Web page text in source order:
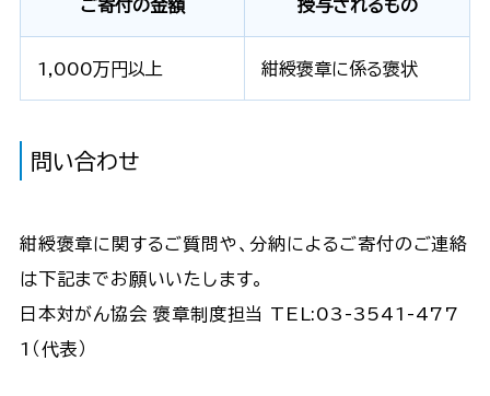
ご寄付の金額 授与されるもの
1,000万円以上 紺綬褒章に係る褒状
問い合わせ
紺綬褒章に関するご質問や、分納によるご寄付のご連絡
は下記までお願いいたします。
日本対がん協会 褒章制度担当 TEL:03-3541-477
1（代表）